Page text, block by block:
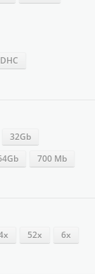
32Gb
700 Mb
52х
6x